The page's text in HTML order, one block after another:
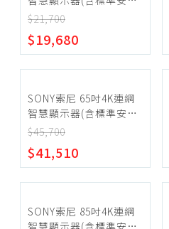
SHARP夏普
SAMPO聲寶
SANSUNG三星
SANLUX台灣三洋
TCL
LG樂金
Philips飛利浦
其他品牌
【Y-50S20M2】
$21,700
$19,680
SONY索尼 65吋4K連網
智慧顯示器(含標準安裝)
【Y-65XR50】
$45,700
$41,510
SONY索尼 85吋4K連網
智慧顯示器(含標準安裝)